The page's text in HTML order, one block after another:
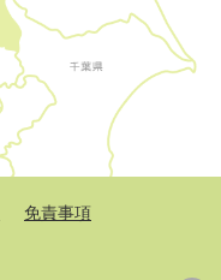
免責事項